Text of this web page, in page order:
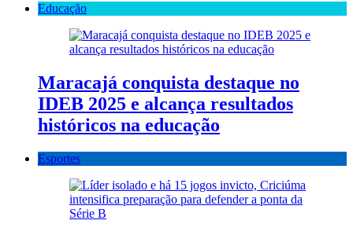
Educação
Maracajá conquista destaque no
IDEB 2025 e alcança resultados
históricos na educação
Esportes